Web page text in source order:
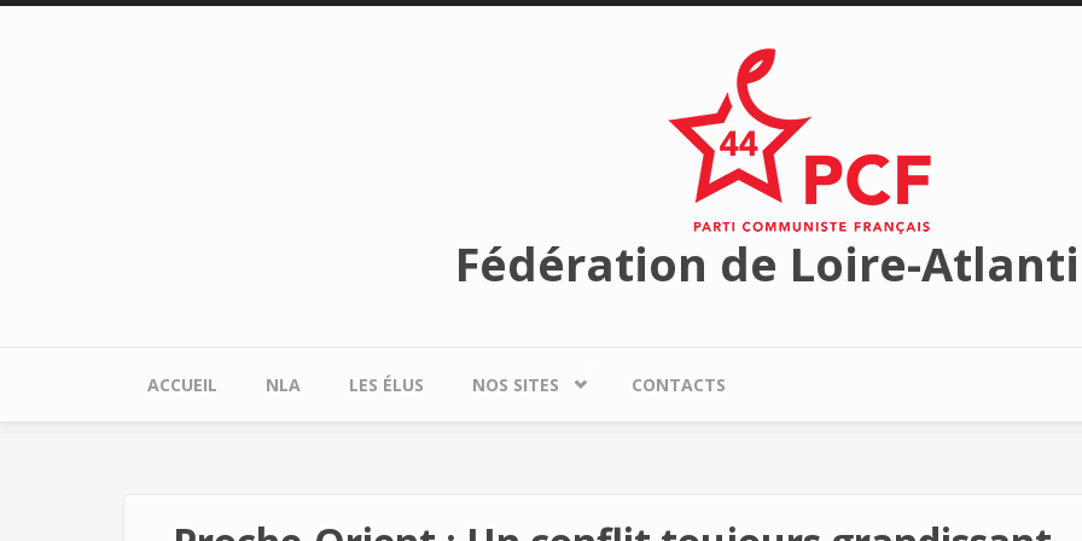
Aller au contenu principal
Fédération de Loire-
ACCUEIL NLA LES ÉLUS NOS SITES CONTACTS